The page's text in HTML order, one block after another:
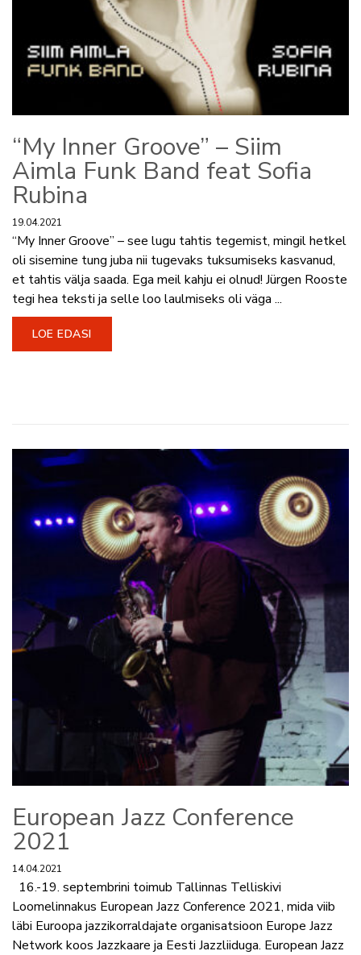
“My Inner Groove” – Siim
Aimla Funk Band feat Sofia
Rubina
19.04.2021
“My Inner Groove” – see lugu tahtis tegemist, mingil hetkel
oli sisemine tung juba nii tugevaks tuksumiseks kasvanud,
et tahtis välja saada. Ega meil kahju ei olnud! Jürgen Rooste
tegi hea teksti ja selle loo laulmiseks oli väga ...
LOE EDASI
European Jazz Conference
2021
14.04.2021
16.-19. septembrini toimub Tallinnas Telliskivi
Loomelinnakus European Jazz Conference 2021, mida viib
läbi Euroopa jazzikorraldajate organisatsioon Europe Jazz
Network koos Jazzkaare ja Eesti Jazzliiduga. European Jazz